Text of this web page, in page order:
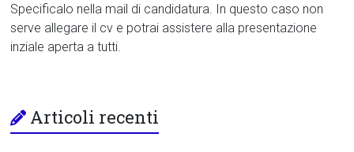
Specificalo nella mail di candidatura. In questo caso non
serve allegare il cv e potrai assistere alla presentazione
inziale aperta a tutti.
Articoli recenti